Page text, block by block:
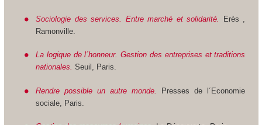
Sociologie des services. Entre marché et solidarité.
Erès ,
Ramonville.
La logique de l´honneur. Gestion des entreprises et traditions
nationales. Seuil, Paris.
Rendre possible un autre monde.
Presses de l´Economie
sociale, Paris.